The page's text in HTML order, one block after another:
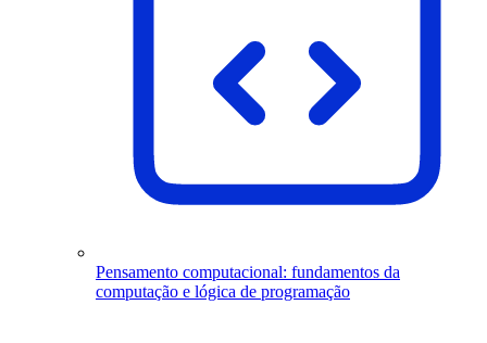
Pensamento computacional: fundamentos da
computação e lógica de programação